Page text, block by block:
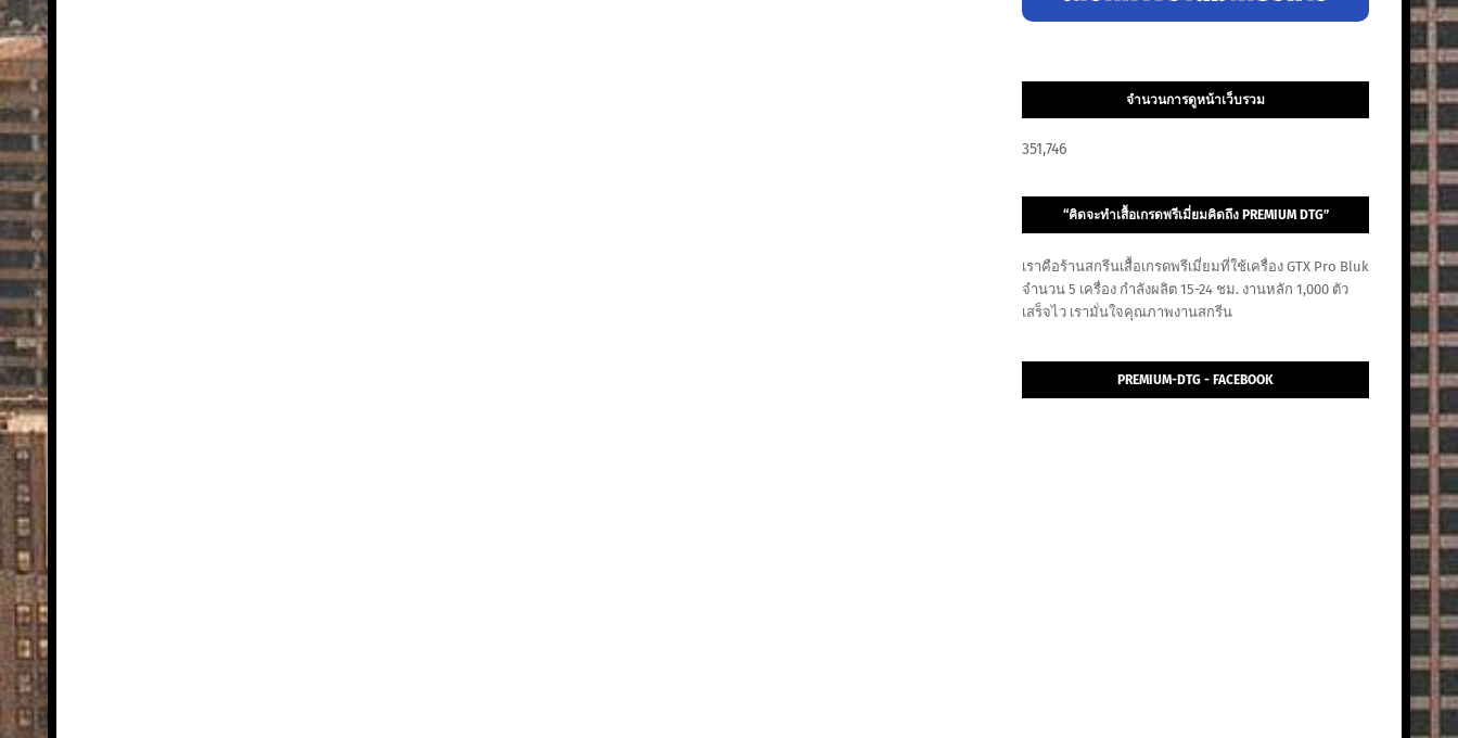
จำนวนการดูหน้าเว็บรวม
351,746
“คิดจะทำเสื้อเกรดพรีเมี่ยมคิดถึง PREMIUM DTG”
เราคือร้านสกรีนเสื้อเกรดพรีเมี่ยมที่ใช้เครื่อง GTX Pro Bluk
จำนวน 5 เครื่อง กำลังผลิต 15-24 ชม. งานหลัก 1,000 ตัว
เสร็จไว เรามั่นใจคุณภาพงานสกรีน
PREMIUM-DTG - FACEBOOK